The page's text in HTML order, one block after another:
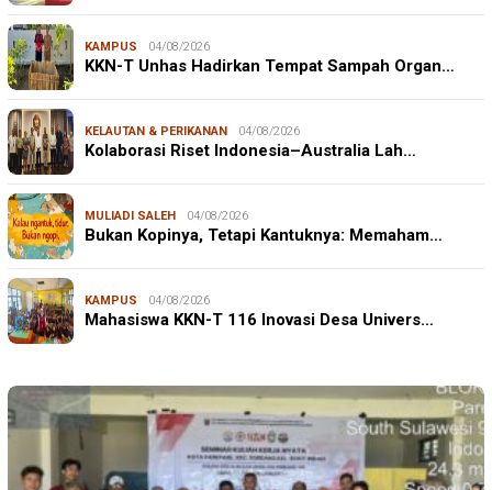
KAMPUS 04/08/2026
KKN-T Unhas Hadirkan Tempat Sampah Organ…
KELAUTAN & PERIKANAN 04/08/2026
Kolaborasi Riset Indonesia–Australia Lah…
MULIADI SALEH 04/08/2026
Bukan Kopinya, Tetapi Kantuknya: Memaham…
KAMPUS 04/08/2026
Mahasiswa KKN-T 116 Inovasi Desa Univers…